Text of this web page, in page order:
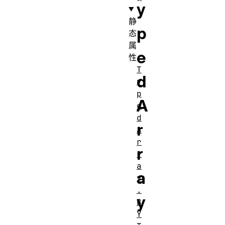
y
p
e
d
A
r
r
a
y
静
态
属
性
T
y
p
e
d
A
r
r
a
y
.
B
Y